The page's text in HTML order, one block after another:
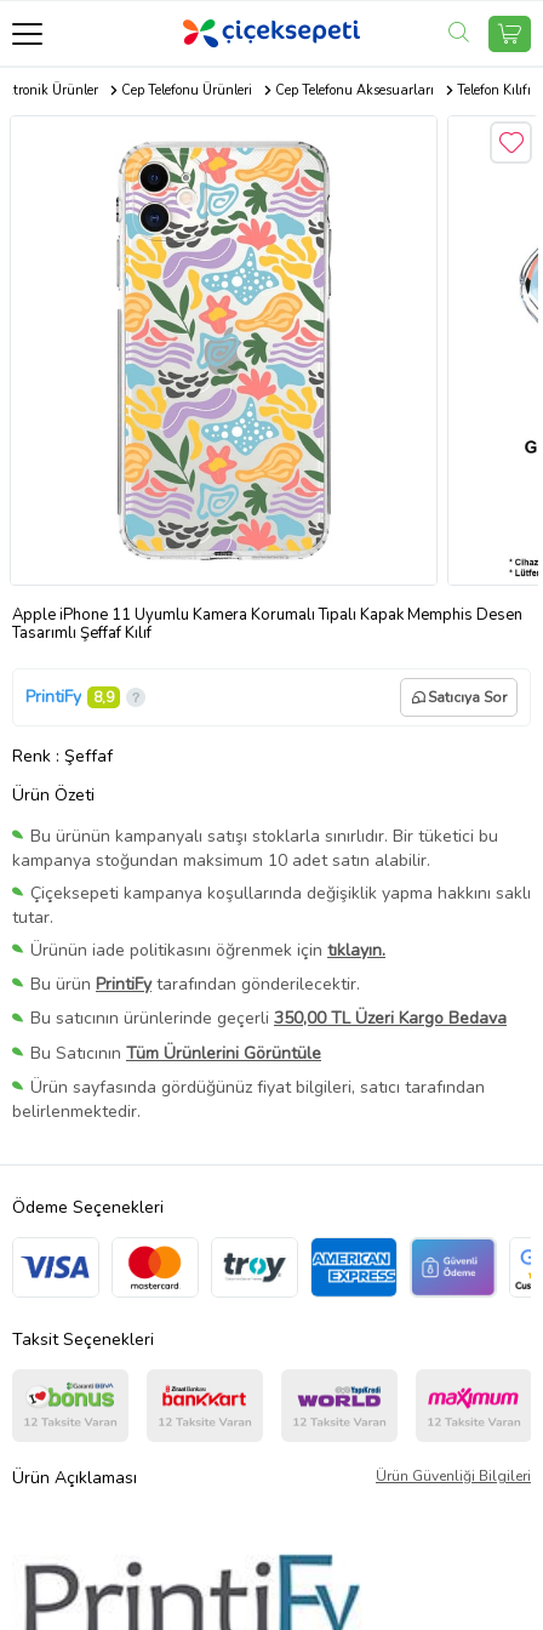
Ürünler Cep Telefonu Ürünleri Cep Telefonu Aksesuarları Telefon Kılıfı
Apple iPhone 11 Uyumlu Kamera Korumalı Tıpalı Kapak Memphis Desen
Tasarımlı Şeffaf Kılıf
PrintiFy 8,9 Satıcıya Sor
Renk : Şeffaf
Ürün Özeti
Bu ürünün kampanyalı satışı stoklarla sınırlıdır. Bir tüketici bu
kampanya stoğundan maksimum 10 adet satın alabilir.
Çiçeksepeti kampanya koşullarında değişiklik yapma hakkını saklı
tutar.
Ürünün iade politikasını öğrenmek için tıklayın.
Bu ürün PrintiFytarafından gönderilecektir.
Bu satıcının ürünlerinde geçerli 350,00 TL Üzeri Kargo Bedava
Bu Satıcının Tüm Ürünlerini Görüntüle
Ürün sayfasında gördüğünüz fiyat bilgileri, satıcı tarafından
belirlenmektedir.
Ödeme Seçenekleri
Taksit Seçenekleri
Ürün Açıklaması Ürün Güvenliği Bilgileri